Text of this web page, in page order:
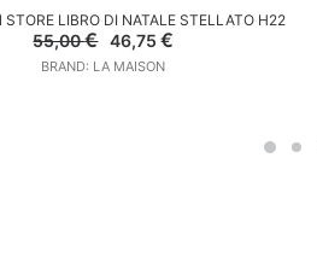
AGGIUNGI AL CARRELLO
STORE LIBRO DI NATALE STELLATO H22
55,00€
Il
prezzo
originale
46,75 €Il
BRAND: LA MAISON